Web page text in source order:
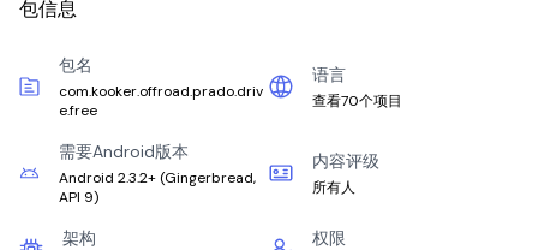
包信息
包名
com.kooker.offroad.prado.driv
e.free
语言
查看70个项目
需要Android版本
Android 2.3.2+ (Gingerbread,
API 9)
内容评级
所有人
架构 权限